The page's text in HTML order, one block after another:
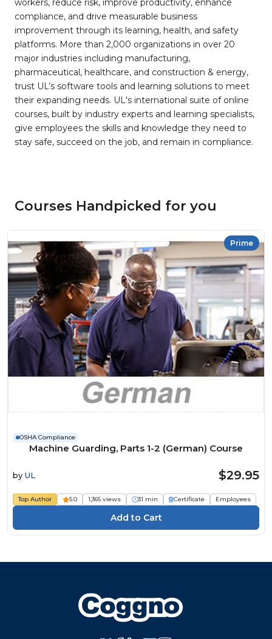
workers, reduce risk, improve productivity, enhance
compliance, and drive measurable business
improvement through its learning, health, and safety
platforms. More than 2,000 organizations in over 20
major industries including manufacturing,
pharmaceutical, healthcare, and construction & energy,
trust UL’s software tools and learning solutions to meet
their expanding needs. UL's international suite of online
courses, built by industry experts and learning specialists,
give employees the skills and knowledge they need to
stay safe, succeed on the job, and remain in compliance.
Courses Handpicked for you
Prime
OSHA Compliance
Machine Guarding, Parts 1-2 (German) Course
by UL $29.95
Top Author 5.0 1,365 views 31 min Certificate Employees